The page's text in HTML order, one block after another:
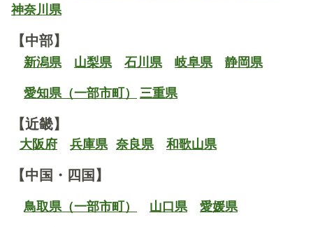
神奈川県
【中部】
新潟県 山梨県 石川県 岐阜県
静岡県
愛知県（一部市町） 三重県
【近畿】
大阪府 兵庫県 奈良県 和歌山県
【中国・四国】
鳥取県（一部市町） 山口県 愛媛県